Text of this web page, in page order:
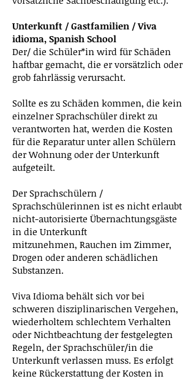
Unterkunft / Gastfamilien / Viva
idioma, Spanish School
Der/ die Schüler*in wird für Schäden
haftbar gemacht, die er vorsätzlich oder
grob fahrlässig verursacht.
Sollte es zu Schäden kommen, die kein
einzelner Sprachschüler direkt zu
verantworten hat, werden die Kosten
für die Reparatur unter allen Schülern
der Wohnung oder der Unterkunft
aufgeteilt.
Der Sprachschülern /
Sprachschülerinnen ist es nicht erlaubt
nicht-autorisierte Übernachtungsgäste
in die Unterkunft
mitzunehmen, Rauchen im Zimmer,
Drogen oder anderen schädlichen
Substanzen.
Viva Idioma behält sich vor bei
schweren disziplinarischen Vergehen,
wiederholtem schlechtem Verhalten
oder Nichtbeachtung der festgelegten
Regeln, der Sprachschüler/in die
Unterkunft verlassen muss. Es erfolgt
keine Rückerstattung der Kosten in